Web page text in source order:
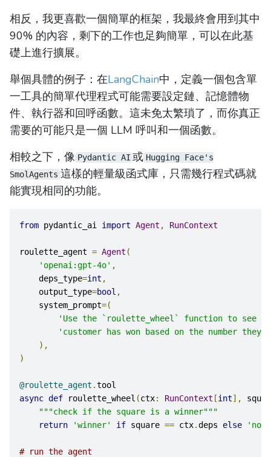
相反，我更喜歡一個簡單的框架，我最終會用到其中
90% 的內容，剩下的工作也足夠簡單，可以在此基
礎上進行擴展。
舉個具體的例子：在LangChain中，定義一個包含單
一工具的簡單代理程式可能需要設定鏈、記憶體物
件、執行器和回呼函數。這未免太繁瑣了，而你真正
需要的可能只是一個 LLM 呼叫和一個函數。
相較之下，像 Pydantic AI 或 Hugging Face's
SmolAgents 這樣的輕量級函式庫，只需幾行程式碼就
能實現相同的功能。
from pydantic_ai import Agent , RunContext
roulette_agent = Agent (
'openai:gpt-4o' ,
    deps_type
=int ,
    output_type
=bool ,
    system_prompt
=(
'Use the `roulette_wheel` function to see
'customer has won based on the number they
),
)
@roulette_agent .tool
async def roulette_wheel (ctx: RunContext [int],
"""check if the square is a winner"""
return
'winner' if square == ctx.deps else 'not
# run the agent